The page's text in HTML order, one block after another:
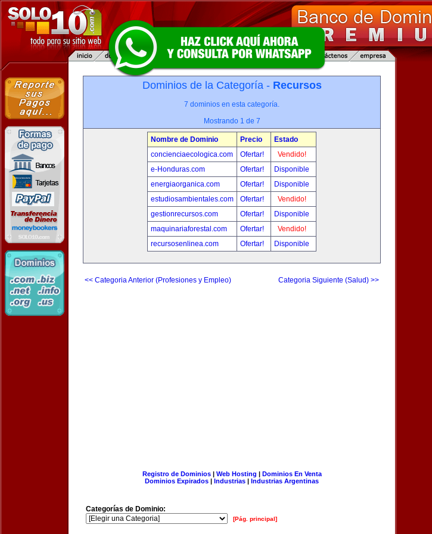
Dominios de la Categoría - Recursos
7 dominios en esta categoría.
Mostrando 1 de 7
Nombre de Dominio Precio
Estado
concienciaecologica.com
Ofertar!
Vendido!
e-Honduras.com
Ofertar!
Disponible
energiaorganica.com
Ofertar!
Disponible
estudiosambientales.com
Ofertar!
Vendido!
gestionrecursos.com
Ofertar!
Disponible
maquinariaforestal.com
Ofertar!
Vendido!
recursosenlinea.com
Ofertar! Disponible
<< Categoria Anterior (Profesiones y Empleo) Categoria Siguiente (Salud) >>
Registro de Dominios| Web Hosting | Dominios En Venta
Dominios Expirados | Industrias | Industrias Argentinas
Categorías de Dominio:
[Pág. principal]